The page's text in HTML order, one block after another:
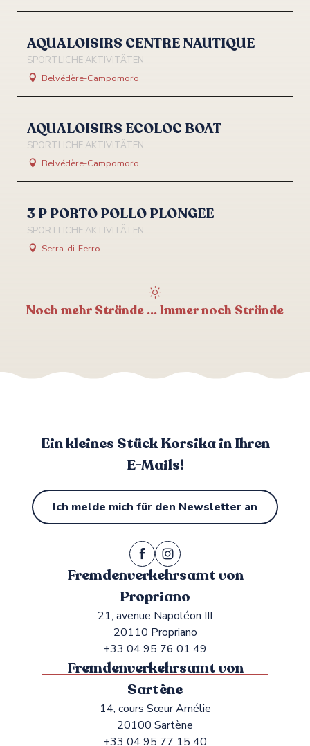
AQUALOISIRS CENTRE NAUTIQUE
SPORTLICHE AKTIVITÄTEN
Belvédère-Campomoro
AQUALOISIRS ECOLOC BOAT
SPORTLICHE AKTIVITÄTEN
Belvédère-Campomoro
3 P PORTO POLLO PLONGEE
SPORTLICHE AKTIVITÄTEN
Serra-di-Ferro
Noch mehr Strände ... Immer noch Strände
Ein kleines Stück Korsika in Ihren
E-Mails!
Ich melde mich für den Newsletter an
Fremdenverkehrsamt von
Propriano
21, avenue Napoléon III
20110 Propriano
+33 04 95 76 01 49
Fremdenverkehrsamt von
Sartène
14, cours Sœur Amélie
20100 Sartène
+33 04 95 77 15 40